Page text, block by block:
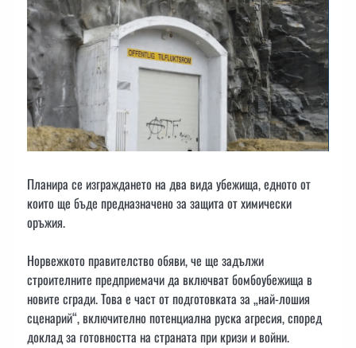
Планира се изграждането на два вида убежища, едното от
които ще бъде предназначено за защита от химически
оръжия.
Норвежкото правителство обяви, че ще задължи
строителните предприемачи да включват бомбоубежища в
новите сгради. Това е част от подготовката за „най-лошия
сценарий“, включително потенциална руска агресия, според
доклад за готовността на страната при кризи и войни.